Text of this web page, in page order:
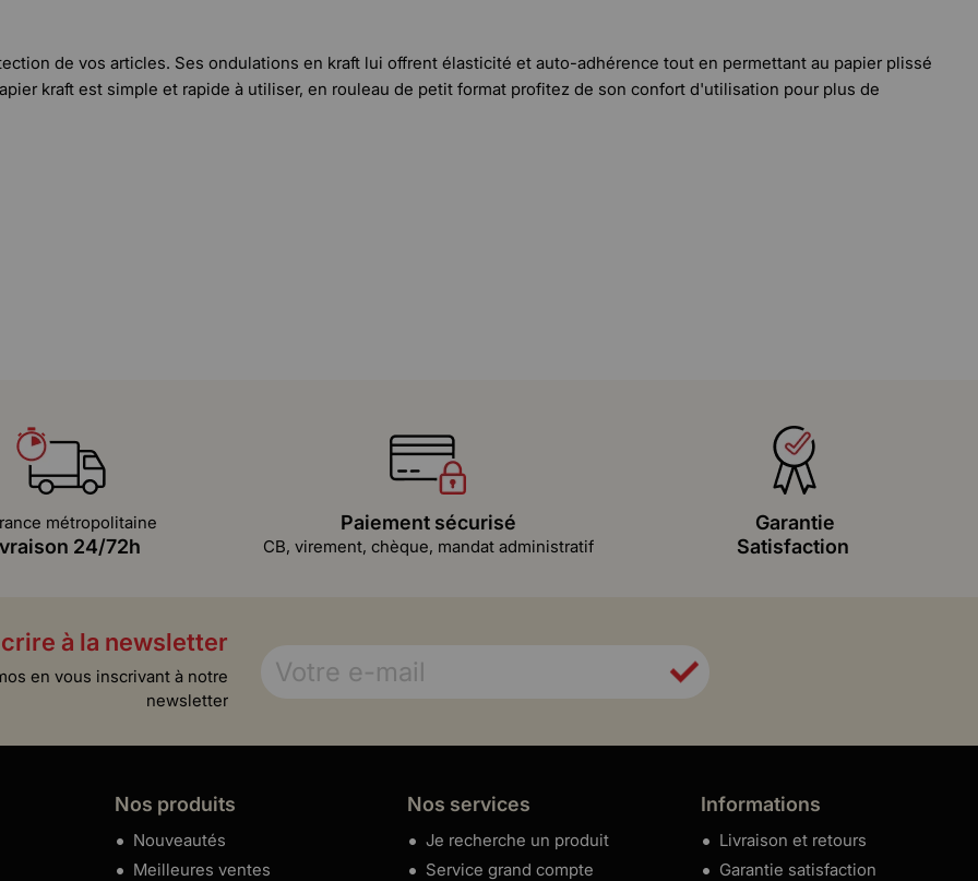
de vos articles. Ses ondulations en kraft lui offrent élasticité et auto-adhérence tout en permettant au papier plissé
kraft est simple et rapide à utiliser, en rouleau de petit format profitez de son confort d'utilisation pour plus de
métropolitaine
24/72h
Paiement sécurisé
CB, virement, chèque, mandat administratif
Garantie
Satisfaction
à la newsletter
en vous inscrivant à notre
newsletter
Nos produits
Nouveautés
Meilleures ventes
Nos services
Je recherche un produit
Service grand compte
Informations
Livraison et retours
Garantie satisfaction